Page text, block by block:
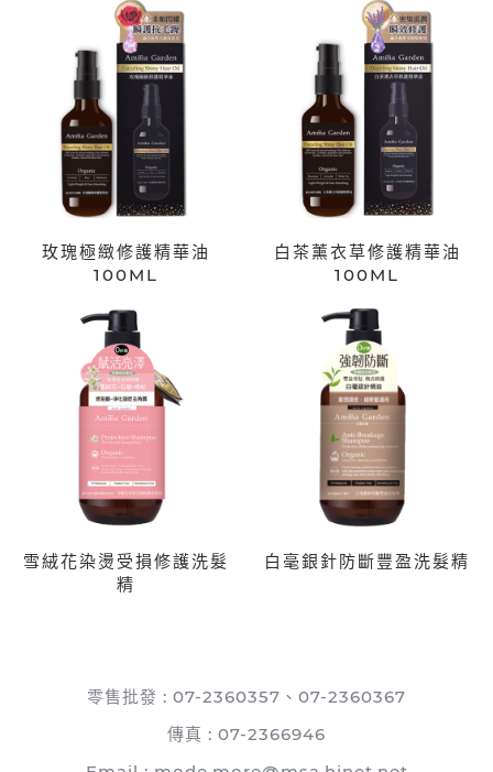
玫瑰極緻修護精華油
100ML
白茶薰衣草修護精華油
100ML
雪絨花染燙受損修護洗髮
精
白毫銀針防斷豐盈洗髮精
零售批發 : 07-2360357、07-2360367
傳真 : 07-2366946